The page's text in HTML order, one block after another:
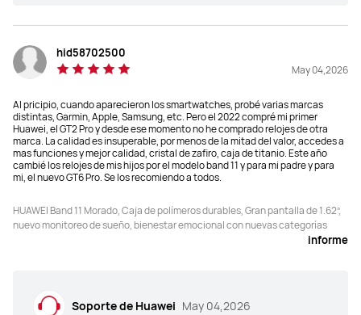
hid58702500
May 04,2026
Al pricipio, cuando aparecieron los smartwatches, probé varias marcas
distintas, Garmin, Apple, Samsung, etc. Pero el 2022 compré mi primer
Huawei, el GT2 Pro y desde ese momento no he comprado relojes de otra
marca. La calidad es insuperable, por menos de la mitad del valor, accedes a
mas funciones y mejor calidad, cristal de zafiro, caja de titanio. Este año
cambié los relojes de mis hijos por el modelo band 11 y para mi padre y para
mi, el nuevo GT6 Pro. Se los recomiendo a todos.
HUAWEI Band 11 Morado, Caja de polímeros durables, Gran pantalla de 1.62”,
nuevo monitoreo de sueño, bienestar emocional con nuevas categorías
informe
Soporte de Huawei May 04,2026